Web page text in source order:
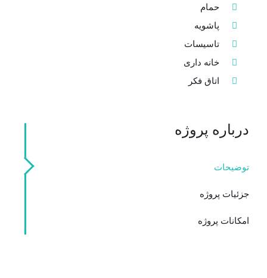
حمام
پاشویه
تاسیسات
خانه داری
اتاق فکر
درباره پروژه
توضیحات
جزئیات پروژه
امکانات پروژه